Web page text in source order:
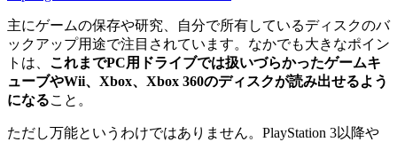
主にゲームの保存や研究、自分で所有しているディスクのバ
ックアップ用途で注目されています。なかでも大きなポイン
トは、 これまでPC用ドライブでは扱いづらかったゲームキ
ューブやWii、Xbox、Xbox 360のディスクが読み出せるよう
になること。
ただし万能というわけではありません。PlayStation 3以降や